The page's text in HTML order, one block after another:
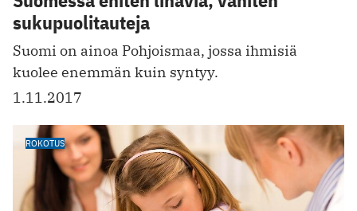
sukupuolitauteja
Suomi on ainoa Pohjoismaa, jossa ihmisiä
kuolee enemmän kuin syntyy.
1.11.2017
ROKOTUS